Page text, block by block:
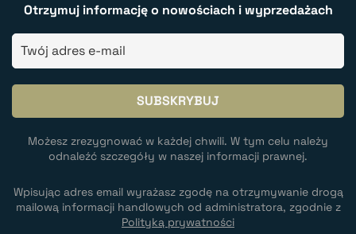
Otrzymuj informację o nowościach i wyprzedażach
Możesz zrezygnować w każdej chwili. W tym celu należy
odnaleźć szczegóły w naszej informacji prawnej.
Wpisując adres email wyrażasz zgodę na otrzymywanie drogą
mailową informacji handlowych od administratora, zgodnie z
Polityką prywatności